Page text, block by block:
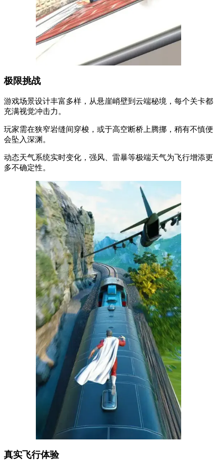
极限挑战
游戏场景设计丰富多样，从悬崖峭壁到云端秘境，每个关卡都
充满视觉冲击力。
玩家需在狭窄岩缝间穿梭，或于高空断桥上腾挪，稍有不慎便
会坠入深渊。
动态天气系统实时变化，强风、雷暴等极端天气为飞行增添更
多不确定性。
真实飞行体验